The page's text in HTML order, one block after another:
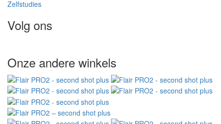
Zelfstudies
Volg ons
Onze andere winkels